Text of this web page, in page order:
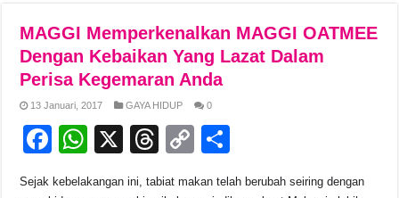
MAGGI Memperkenalkan MAGGI OATMEE
Dengan Kebaikan Yang Lazat Dalam
Perisa Kegemaran Anda
13 Januari, 2017 GAYA HIDUP 0
F
W
X
T
C
Sejak kebelakangan ini, tabiat makan telah berubah seiring dengan